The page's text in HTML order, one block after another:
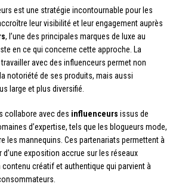
est une stratégie incontournable pour les
leur visibilité et leur engagement auprès
, l’une des principales marques de luxe au
en ce qui concerne cette approche. La
avec des influenceurs permet non
notoriété de ses produits, mais aussi
large et plus diversifié.
collabore avec des influenceurs issus de
d’expertise, tels que les blogueurs mode,
les mannequins. Ces partenariats permettent à
d’une exposition accrue sur les réseaux
contenu créatif et authentique qui parvient à